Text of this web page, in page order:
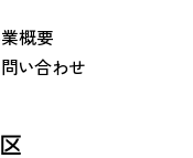
概要
い合わせ